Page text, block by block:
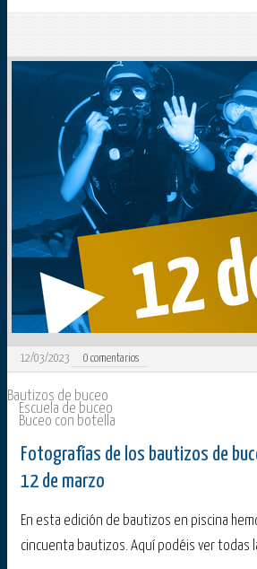
12/03/2023 0 comentarios
Bautizos de buceo
Escuela de buceo
Buceo con botella
Fotografías de los bautizos de
12 de marzo
En esta edición de bautizos en piscina
cincuenta bautizos. Aquí podéis ver todas